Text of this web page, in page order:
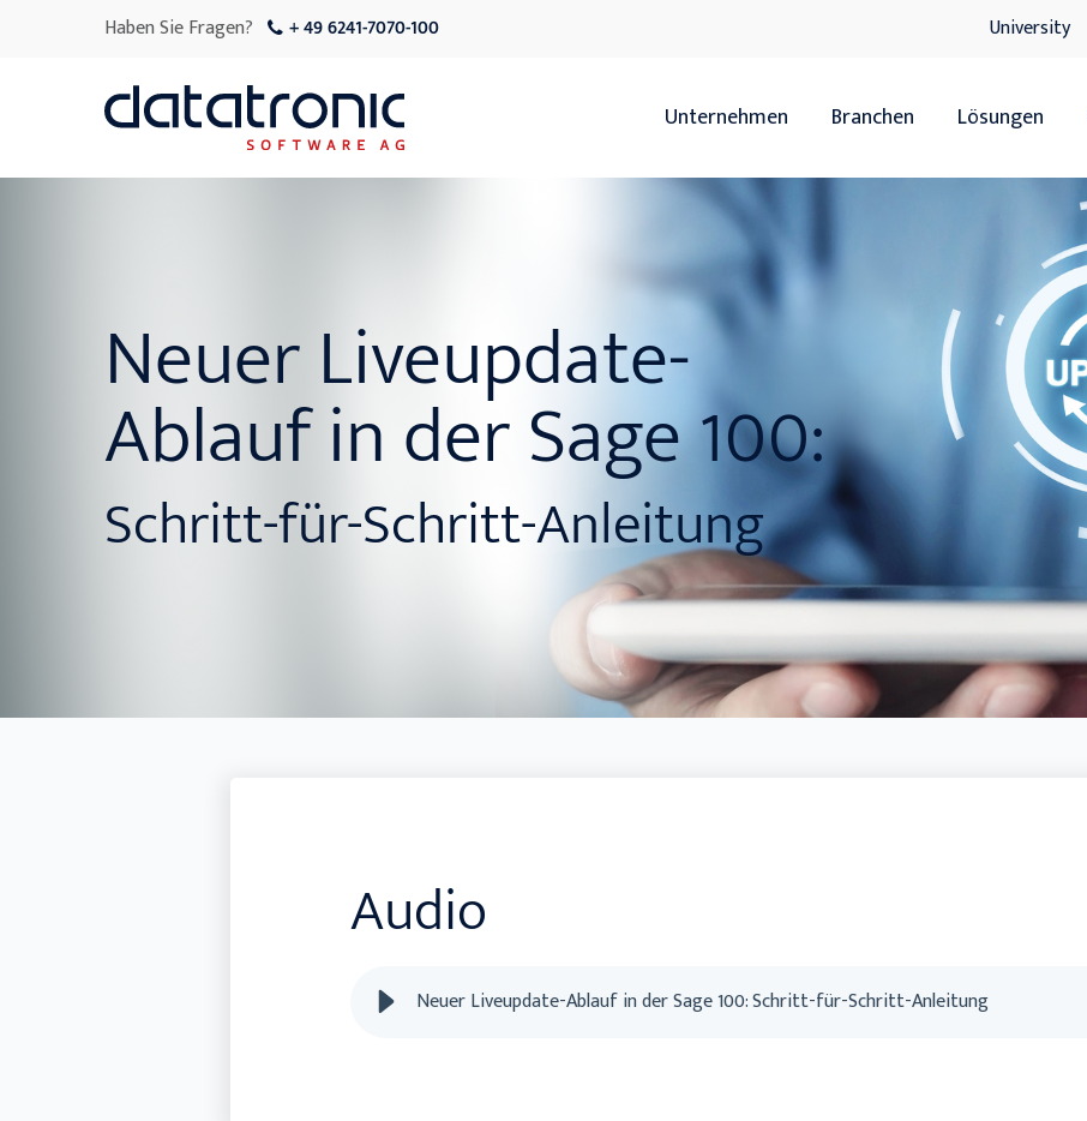
Haben Sie Fragen? + 49 6241-7070-100 University
Unternehmen Branchen
Servicedienstleister
Handwerk
Lösungen
HR
xRM
IT-Lösungen
Neuer Liveupdate-
Ablauf in der Sage 100:
Schritt-für-Schritt-Anleitung
Audio
Neuer Liveupdate-Ablauf in der Sage 100: Schritt-für-Schritt-Anleitung